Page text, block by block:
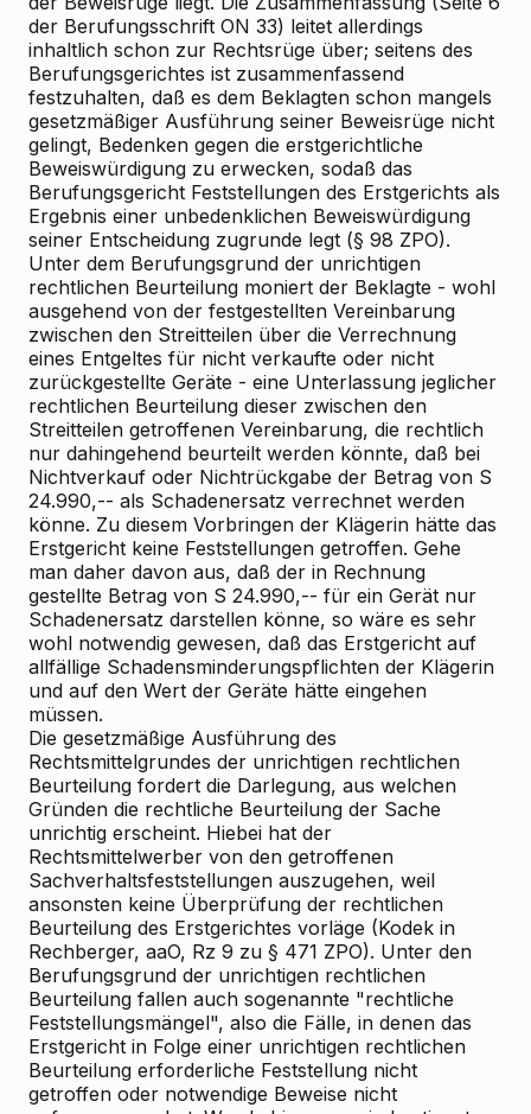
der Berufungsschrift ON 33) leitet allerdings
inhaltlich schon zur Rechtsrüge über; seitens des
Berufungsgerichtes ist zusammenfassend
festzuhalten, daß es dem Beklagten schon mangels
gesetzmäßiger Ausführung seiner Beweisrüge nicht
gelingt, Bedenken gegen die erstgerichtliche
Beweiswürdigung zu erwecken, sodaß das
Berufungsgericht Feststellungen des Erstgerichts als
Ergebnis einer unbedenklichen Beweiswürdigung
seiner Entscheidung zugrunde legt (§ 98 ZPO).
Unter dem Berufungsgrund der unrichtigen
rechtlichen Beurteilung moniert der Beklagte - wohl
ausgehend von der festgestellten Vereinbarung
zwischen den Streitteilen über die Verrechnung
eines Entgeltes für nicht verkaufte oder nicht
zurückgestellte Geräte - eine Unterlassung jeglicher
rechtlichen Beurteilung dieser zwischen den
Streitteilen getroffenen Vereinbarung, die rechtlich
nur dahingehend beurteilt werden könnte, daß bei
Nichtverkauf oder Nichtrückgabe der Betrag von S
24.990,-- als Schadenersatz verrechnet werden
könne. Zu diesem Vorbringen der Klägerin hätte das
Erstgericht keine Feststellungen getroffen. Gehe
man daher davon aus, daß der in Rechnung
gestellte Betrag von S 24.990,-- für ein Gerät nur
Schadenersatz darstellen könne, so wäre es sehr
wohl notwendig gewesen, daß das Erstgericht auf
allfällige Schadensminderungspflichten der Klägerin
und auf den Wert der Geräte hätte eingehen
müssen.
Die gesetzmäßige Ausführung des
Rechtsmittelgrundes der unrichtigen rechtlichen
Beurteilung fordert die Darlegung, aus welchen
Gründen die rechtliche Beurteilung der Sache
unrichtig erscheint. Hiebei hat der
Rechtsmittelwerber von den getroffenen
Sachverhaltsfeststellungen auszugehen, weil
ansonsten keine Überprüfung der rechtlichen
Beurteilung des Erstgerichtes vorläge (Kodek in
Rechberger, aaO, Rz 9 zu § 471 ZPO). Unter den
Berufungsgrund der unrichtigen rechtlichen
Beurteilung fallen auch sogenannte "rechtliche
Feststellungsmängel", also die Fälle, in denen das
Erstgericht in Folge einer unrichtigen rechtlichen
Beurteilung erforderliche Feststellung nicht
getroffen oder notwendige Beweise nicht